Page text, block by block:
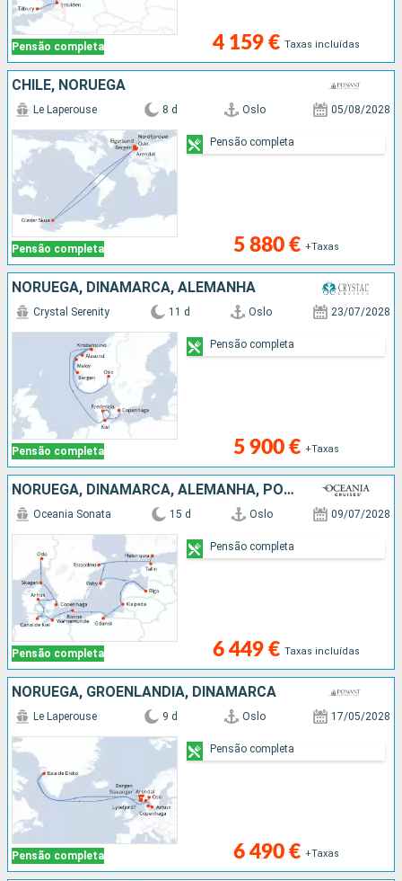
Pensão completa 4 159 € Taxas incluídas
CHILE, NORUEGA
Pensão completa
Le Laperouse 8 d Oslo 05/08/2028
5 880 € +Taxas
Pensão completa
NORUEGA, DINAMARCA, ALEMANHA
Pensão completa
Crystal Serenity 11 d Oslo 23/07/2028
5 900 € +Taxas
Pensão completa
NORUEGA, DINAMARCA, ALEMANHA, POLÓNIA, LETÓNIA, SUÉCIA, ESTÓNIA, FINLÂNDIA
Pensão completa
Oceania Sonata 15 d Oslo 09/07/2028
6 449 € Taxas incluídas
Pensão completa
NORUEGA, GROENLANDIA, DINAMARCA
Pensão completa
Le Laperouse 9 d Oslo 17/05/2028
6 490 € +Taxas
Pensão completa